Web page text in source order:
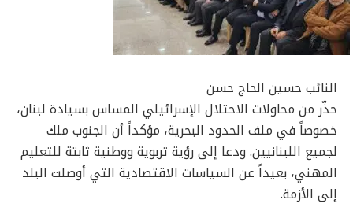
النائب حسين الحاج حسن
حذّر من محاولات الاحتلال الإسرائيلي المساس بسيادة لبنان،
خصوصاً في ملف الحدود البحرية، مؤكداً أن الجنوب ملك
لجميع اللبنانيين. ودعا إلى رؤية تربوية ووطنية ثابتة للتعليم
المهني، بعيداً عن السياسات الاقتصادية التي أوصلت البلد
إلى الأزمة.